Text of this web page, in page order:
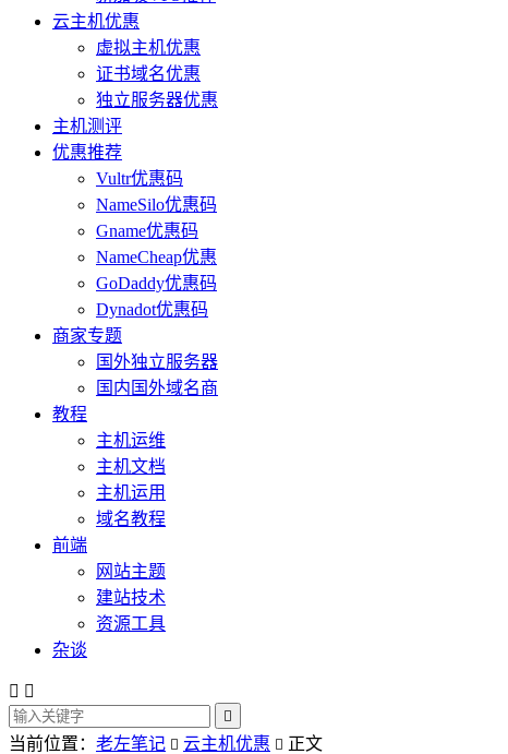
云主机优惠
虚拟主机优惠
证书域名优惠
独立服务器优惠
主机测评
优惠推荐
Vultr优惠码
NameSilo优惠码
Gname优惠码
NameCheap优惠
GoDaddy优惠码
Dynadot优惠码
商家专题
国外独立服务器
国内国外域名商
教程
主机运维
主机文档
主机运用
域名教程
前端
网站主题
建站技术
资源工具
杂谈
 

当前位置： 老左笔记  云主机优惠  正文